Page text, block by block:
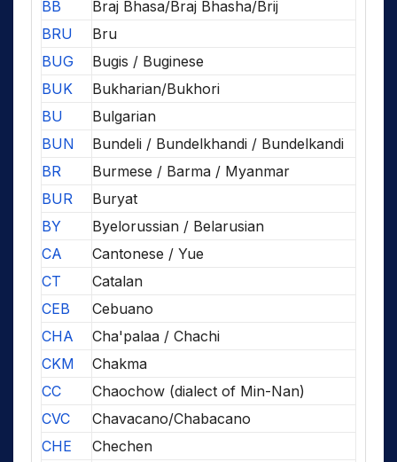
BB
Braj Bhasa/Braj Bhasha/Brij
BRU
Bru
BUG
Bugis / Buginese
BUK
Bukharian/Bukhori
BU
Bulgarian
BUN
Bundeli / Bundelkhandi / Bundelkandi
BR
Burmese / Barma / Myanmar
BUR
Buryat
BY
Byelorussian / Belarusian
CA
Cantonese / Yue
CT
Catalan
CEB
Cebuano
CHA
Cha'palaa / Chachi
CKM
Chakma
CC
Chaochow (dialect of Min-Nan)
CVC
Chavacano/Chabacano
CHE
Chechen